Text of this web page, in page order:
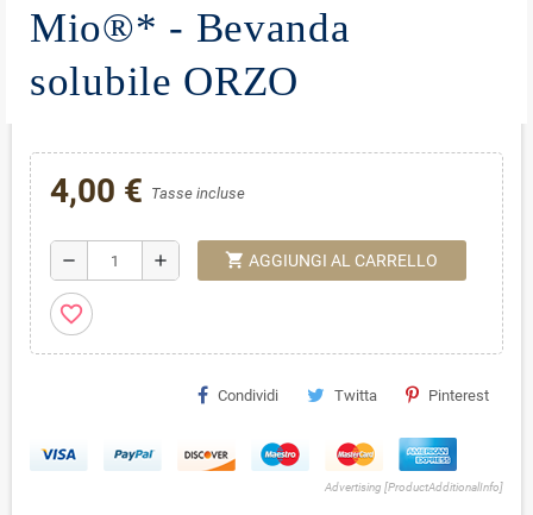
Mio®* - Bevanda
solubile ORZO
4,00 € Tasse incluse
remove add shopping_cart AGGIUNGI AL CARRELLO
favorite_border
Condividi Twitta Pinterest
Advertising [ProductAdditionalInfo]